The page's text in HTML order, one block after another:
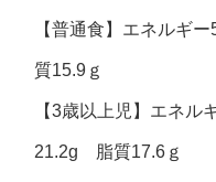
【普通食】エネル
質15.9ｇ
【3歳以上児】エネ
21.2g 脂質17.6ｇ